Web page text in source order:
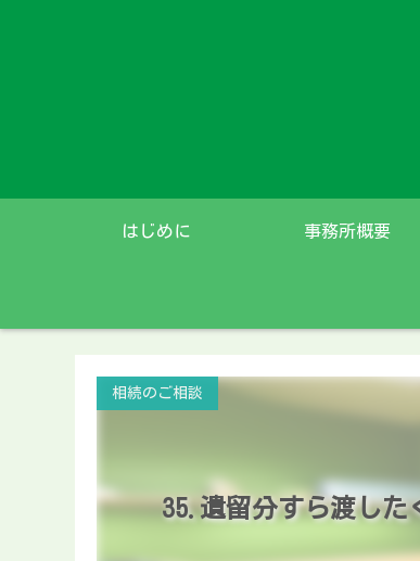
はじめに 事務所概要
35.遺留分すら渡した
相続のご相談